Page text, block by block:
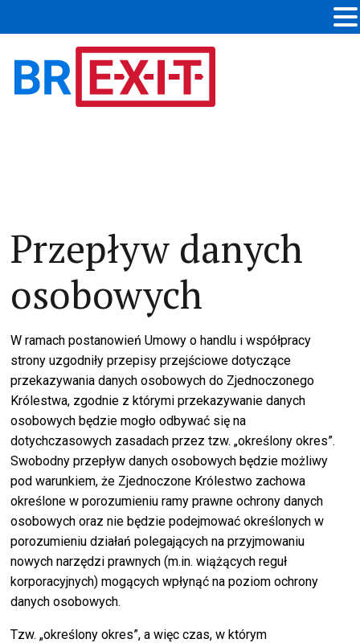
Przepływ danych
osobowych
W ramach postanowień Umowy o handlu i współpracy
strony uzgodniły przepisy przejściowe dotyczące
przekazywania danych osobowych do Zjednoczonego
Królestwa, zgodnie z którymi przekazywanie danych
osobowych będzie mogło odbywać się na
dotychczasowych zasadach przez tzw. „określony okres”.
Swobodny przepływ danych osobowych będzie możliwy
pod warunkiem, że Zjednoczone Królestwo zachowa
określone w porozumieniu ramy prawne ochrony danych
osobowych oraz nie będzie podejmować określonych w
porozumieniu działań polegających na przyjmowaniu
nowych narzędzi prawnych (m.in. wiążących reguł
korporacyjnych) mogących wpłynąć na poziom ochrony
danych osobowych.
Tzw. „określony okres”, a więc czas, w którym